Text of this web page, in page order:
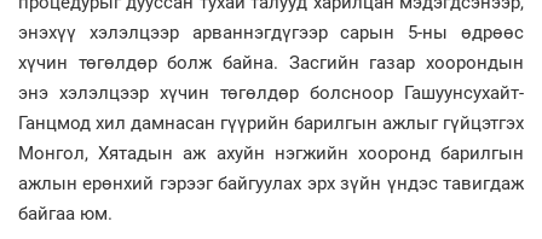
энэхүү хэлэлцээр арваннэгдүгээр сарын 5-ны өдрөөс
хүчин төгөлдөр болж байна. Засгийн газар хоорондын
энэ хэлэлцээр хүчин төгөлдөр болсноор Гашуунсухайт-
Ганцмод хил дамнасан гүүрийн барилгын ажлыг гүйцэтгэх
Монгол, Хятадын аж ахуйн нэгжийн хооронд барилгын
ажлын ерөнхий гэрээг байгуулах эрх зүйн үндэс тавигдаж
байгаа юм.